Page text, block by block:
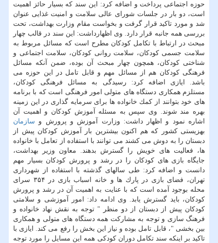
حوزه اجتماعی پرداخت و اضافه كرد: این سند كه بسیار حائز اهمیت
است، دو بار در جلسات شورای عالی سلامت و امنیت غذایی عنوان
شد و مورد تاكید قرار گرفت و بخواست مقام وزارت بهداشت، تحت
بررسی همه جانبه قرار دارد. وی اظهارداشت: این سند در قالب چهار
مبحث در ارتباط با تكامل كودكان مطرح است كه مسائل مربوط به
سلامت جسمی كودكان، سلامت روانی كودكان، سلامت اجتماعی و
شناختی كودكان، همچون چهار مبحث آن بوده، ضمن آنكه مسائل
فرهنگی كودكان هم از مسائل مهم و قابل تامل در این حوزه می
باشد. ایازی اضافه كرد: رسیدگی به مسائل فرهنگی كودكان،
مستلزم همكاری دستگاه های متولی امور فرهنگی است كه با برنامه
های خود بتوانند از كمك خانواده ها برای سرمایه گذاری در این زمینه
بهره مند شوند. وی سپس به مسئله آموزش كودكان و اهمیت آن
اشاره نمود و اظهار داشت: وزارت آموزش و پرورش و سازمان
بهزیستی كشور كه هم اكنون بیشترین بار آموزش كودكان پیش از
دبستان را به دوش می كشند می توانند با استفاده از تعامل با خانواده
ها، فعالیت های خویش را گسترش بدهند. معاون وزیر بهداشت،
جایگاه بازی های كودكان را در رشد و پرورش كودكان بسیار مهم
دانست و اضافه كرد: طی سالهای گذشته با استفاده از شهرداری
تهران، فضای بازی در پارك ها و خانه اسباب بازی در ۳۵۴ سرای
محله بوجود آمده است كه با عنایت به اهمیت آن در رشد و پرورش
كودكان، باید گسترش یابد. وی ادامه داد: امور آموزشی و سلامتی
كودكان پیش از دبستان از دو منظر " توجه به نقش نهاد خانواده و
فرهنگ سازی و توجه به مشاركت همه دستگاه های متولی و همكاری
بین بخشی "، قابل تامل بوده و نیاز این بخش را رفع می كند. ایازی با
تاكید بر اینكه سند تكامل دوران كودكی همه این مسایل را مورد توجه